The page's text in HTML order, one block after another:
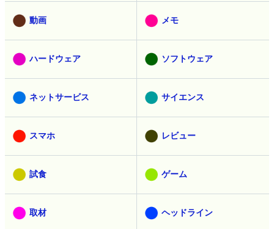
動画 メモ
ハードウェア ソフトウェア
ネットサービス サイエンス
スマホ レビュー
試食 ゲーム
取材 ヘッドライン